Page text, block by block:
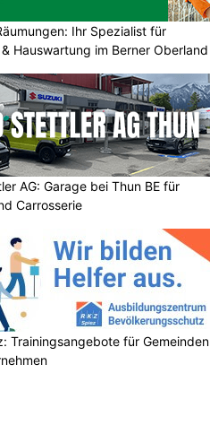
Ihr Spezialist für
Hauswartung im Berner Oberland
AG: Garage bei Thun BE für
Carrosserie
Trainingsangebote für Gemeinden